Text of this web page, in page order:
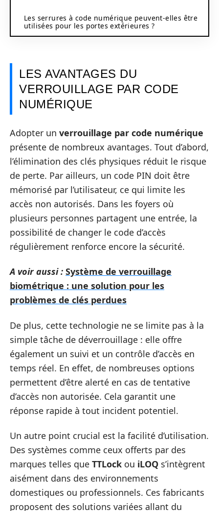
Les serrures à code numérique peuvent-elles être
utilisées pour les portes extérieures ?
LES AVANTAGES DU
VERROUILLAGE PAR CODE
NUMÉRIQUE
Adopter un verrouillage par code numérique
présente de nombreux avantages. Tout d’abord,
l’élimination des clés physiques réduit le risque
de perte. Par ailleurs, un code PIN doit être
mémorisé par l’utilisateur, ce qui limite les
accès non autorisés. Dans les foyers où
plusieurs personnes partagent une entrée, la
possibilité de changer le code d’accès
régulièrement renforce encore la sécurité.
A voir aussi : Système de verrouillage
biométrique : une solution pour les
problèmes de clés perdues
De plus, cette technologie ne se limite pas à la
simple tâche de déverrouillage : elle offre
également un suivi et un contrôle d’accès en
temps réel. En effet, de nombreuses options
permettent d’être alerté en cas de tentative
d’accès non autorisée. Cela garantit une
réponse rapide à tout incident potentiel.
Un autre point crucial est la facilité d’utilisation.
Des systèmes comme ceux offerts par des
marques telles que TTLock ou iLOQ s’intègrent
aisément dans des environnements
domestiques ou professionnels. Ces fabricants
proposent des solutions variées allant du